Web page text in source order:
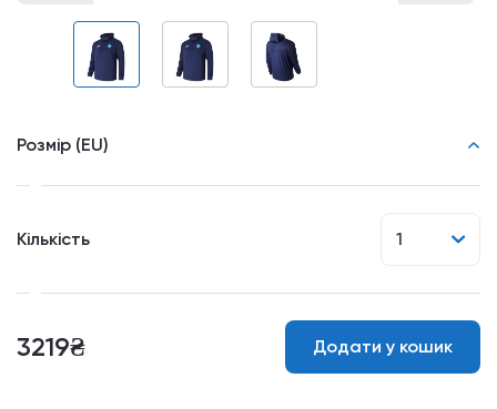
Розмір (EU)
Кількість 1
3219₴ Додати у кошик